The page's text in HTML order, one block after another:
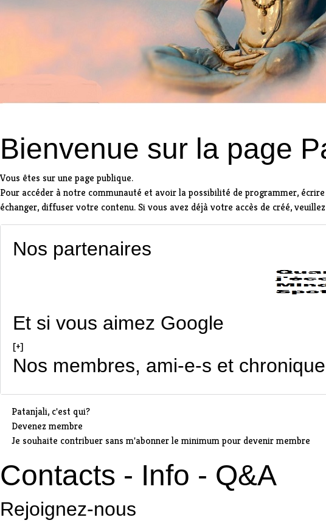
Bienvenue sur la page
Vous êtes sur une page publique.
Pour accéder à notre communauté et avoir la possibilité de programmer,
échanger, diffuser votre contenu. Si vous avez déjà votre accès de créé,
Nos partenaires
Et si vous aimez Google
[+]
Nos membres, ami-e-s et
Patanjali, c'est qui?
Devenez membre
Je souhaite contribuer sans m'abonner le minimum pour devenir membre
Contacts - Info - Q&A
Rejoignez-nous